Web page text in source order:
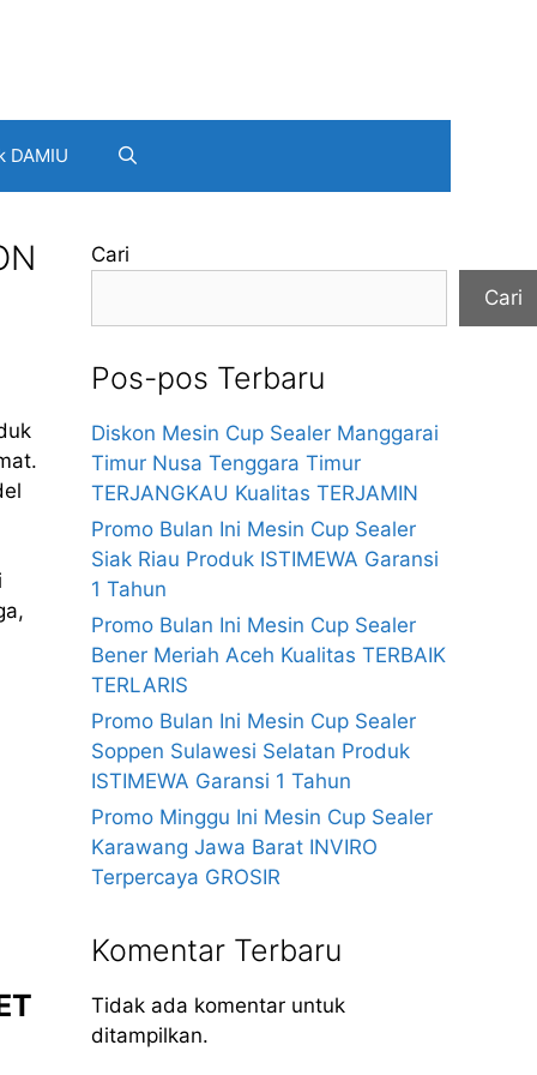
DAMIU
Cari
Cari
Pos-pos Terbaru
Diskon Mesin Cup Sealer Manggarai
Timur Nusa Tenggara Timur
TERJANGKAU Kualitas TERJAMIN
Promo Bulan Ini Mesin Cup Sealer
Siak Riau Produk ISTIMEWA Garansi
1 Tahun
Promo Bulan Ini Mesin Cup Sealer
Bener Meriah Aceh Kualitas TERBAIK
TERLARIS
Promo Bulan Ini Mesin Cup Sealer
Soppen Sulawesi Selatan Produk
ISTIMEWA Garansi 1 Tahun
Promo Minggu Ini Mesin Cup Sealer
Karawang Jawa Barat INVIRO
Terpercaya GROSIR
Komentar Terbaru
Tidak ada komentar untuk
ditampilkan.